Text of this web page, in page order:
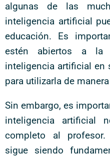
algunas de las
inteligencia artificial
educación. Es
estén abiertos a la
inteligencia artificial en
para utilizarla de
Sin embargo, es
inteligencia artificial
completo al
sigue siendo